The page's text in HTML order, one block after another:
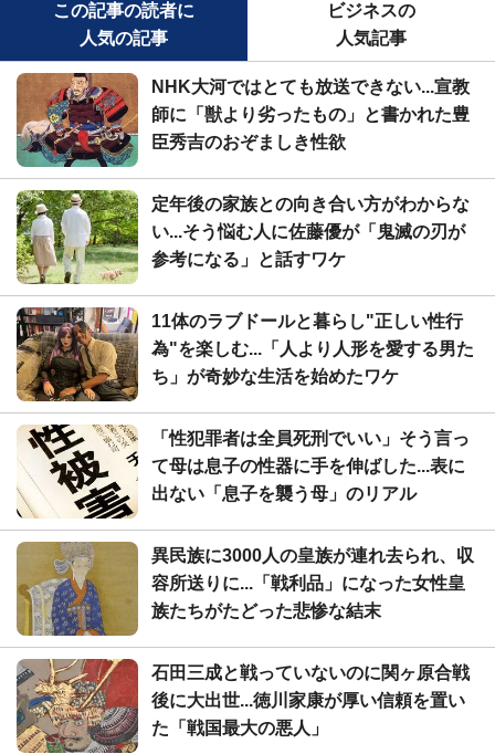
この記事の読者に
人気の記事
ビジネスの
人気記事
NHK大河ではとても放送できない...宣教
師に「獣より劣ったもの」と書かれた豊
臣秀吉のおぞましき性欲
定年後の家族との向き合い方がわからな
い...そう悩む人に佐藤優が「鬼滅の刃が
参考になる」と話すワケ
11体のラブドールと暮らし"正しい性行
為"を楽しむ...「人より人形を愛する男た
ち」が奇妙な生活を始めたワケ
「性犯罪者は全員死刑でいい」そう言っ
て母は息子の性器に手を伸ばした...表に
出ない「息子を襲う母」のリアル
異民族に3000人の皇族が連れ去られ、収
容所送りに...「戦利品」になった女性皇
族たちがたどった悲惨な結末
石田三成と戦っていないのに関ヶ原合戦
後に大出世...徳川家康が厚い信頼を置い
た「戦国最大の悪人」